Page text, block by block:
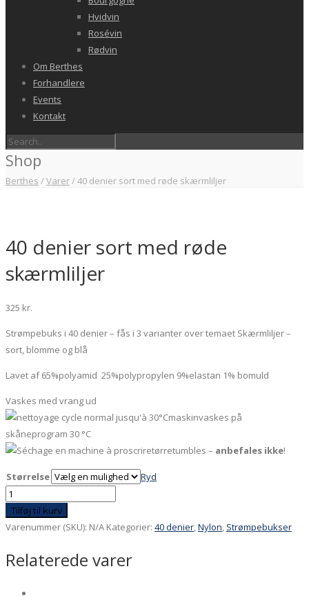
Hvidvin
Rosévin
Rødvin
Om Berthes
Forhandlere
Events
Kontakt
Shop
Berthes /Varer/40 denier sort med røde skærmliljer
40 denier sort med røde
skærmliljer
325 kr.
Strømpebuks i 40 denier – fås i 3 varianter over temaet Skærmliljer –
sort, blomme og blå
Lavet af 65%polyamid 25%polypropylen 9%elastan 1% bomuld
Vaskes med vrang ud
maskinvaskes på
skåneprogram 30 °C
tørretumbles – anbefales ikke!
Størrelse
Ryd
40
denier
sort
røde
antal
Tilføj til kurv
Varenummer (SKU): N/A Kategorier: 40 denier Nylon Strømpebukser
Relaterede varer